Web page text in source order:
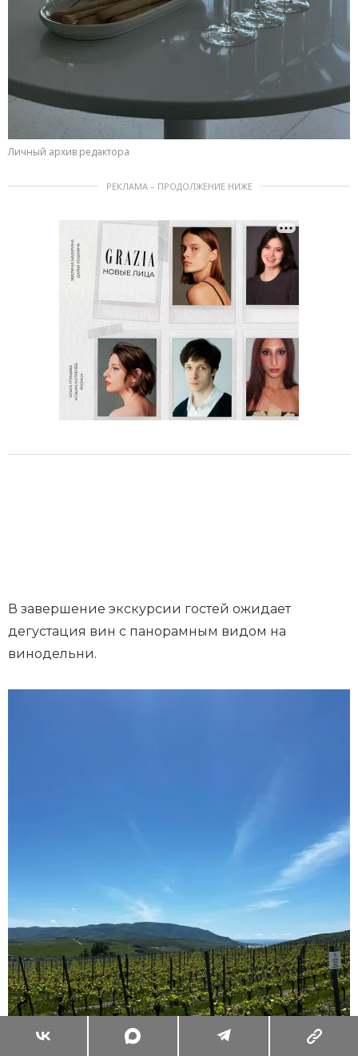
Личный архив редактора
РЕКЛАМА – ПРОДОЛЖЕНИЕ НИЖЕ
В завершение экскурсии гостей ожидает
дегустация вин с панорамным видом на
винодельни.